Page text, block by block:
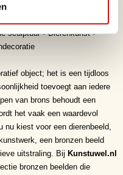
sculptuur • Dierenkunst •
object; het is een tijdloos
toevoegt aan iedere
van brons behoudt een
het vaak een waardevol
kiest voor een dierenbeeld,
een bronzen beeld
uitstraling. Bij Kunstuwel.nl
bronzen beelden die